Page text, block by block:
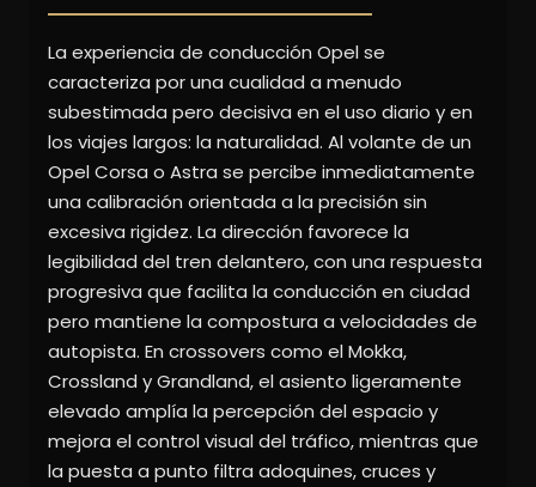
La experiencia de conducción Opel se
caracteriza por una cualidad a menudo
subestimada pero decisiva en el uso diario y en
los viajes largos: la naturalidad. Al volante de un
Opel Corsa o Astra se percibe inmediatamente
una calibración orientada a la precisión sin
excesiva rigidez. La dirección favorece la
legibilidad del tren delantero, con una respuesta
progresiva que facilita la conducción en ciudad
pero mantiene la compostura a velocidades de
autopista. En crossovers como el Mokka,
Crossland y Grandland, el asiento ligeramente
elevado amplía la percepción del espacio y
mejora el control visual del tráfico, mientras que
la puesta a punto filtra adoquines, cruces y